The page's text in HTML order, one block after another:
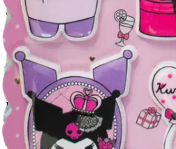
Tuotekuvaus
Kuromi timantti pehmotarrat,
tarraa (16 tarraa/arkki).